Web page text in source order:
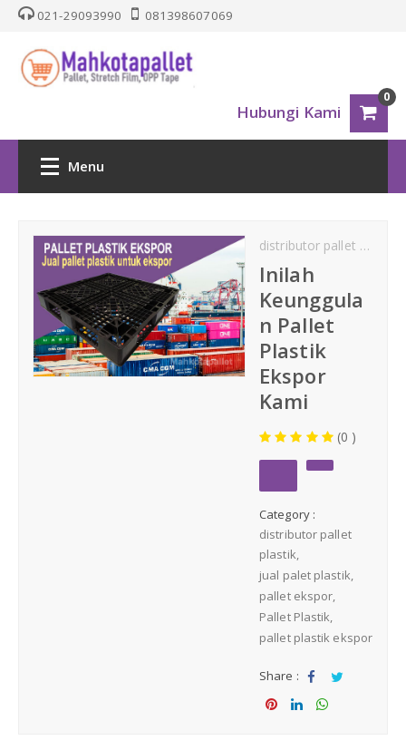
021-29093990 081398607069
Hubungi Kami
0
Menu
PALLET PLASTIK
Nestable
One Way Series
distributor pallet plastik
Inilah
Keunggula
n Pallet
Plastik
Ekspor
Kami
(0 )
Category :
distributor pallet
plastik
jual palet plastik
pallet ekspor
Pallet Plastik
pallet plastik ekspor
Share :
Sha Tw